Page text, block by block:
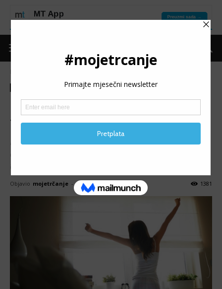
Ostalo
Kako da zavolite jutarnje
trčanje
Postoje dva tipa trkača: ranoranioci (oni koji vole da istrče
čim izađe sunce) i večernji tip (vole da završe dan
trčanjem).
Objavio mojetrčanje - 21/03/2017 1381